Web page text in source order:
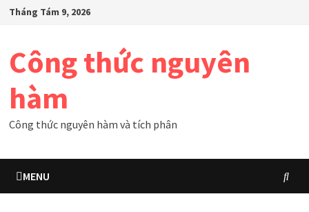
SkipTháng Tám 9, 2026
Công thức nguyên
hàm
Công thức nguyên hàm và tích phân
MENU